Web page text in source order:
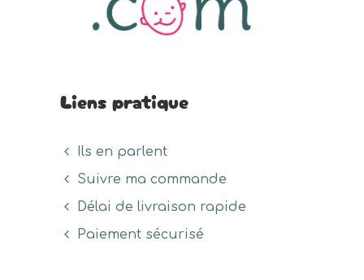
Liens pratique
Ils en parlent
Suivre ma commande
Délai de livraison rapide
Paiement sécurisé